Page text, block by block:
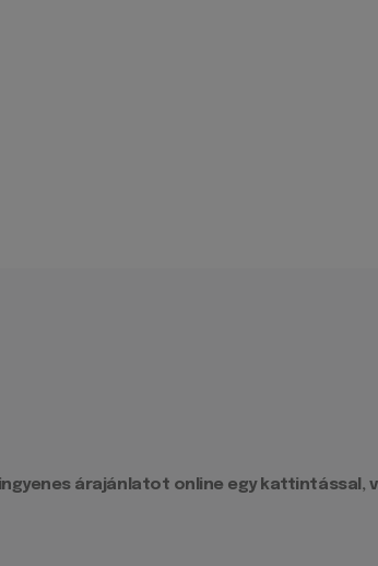
árajánlatot online egy kattintással,